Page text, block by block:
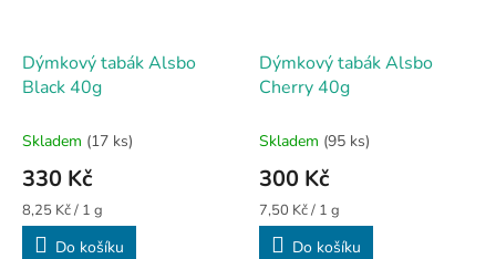
Dýmkový tabák Alsbo
Black 40g
Skladem (17 ks)
330 Kč
Měrná
cena:
8,25 Kč / 1 g
Do košíku
Dýmkový tabák Alsbo
Cherry 40g
Skladem (95 ks)
300 Kč
Měrná
cena:
7,50 Kč / 1 g
Do košíku